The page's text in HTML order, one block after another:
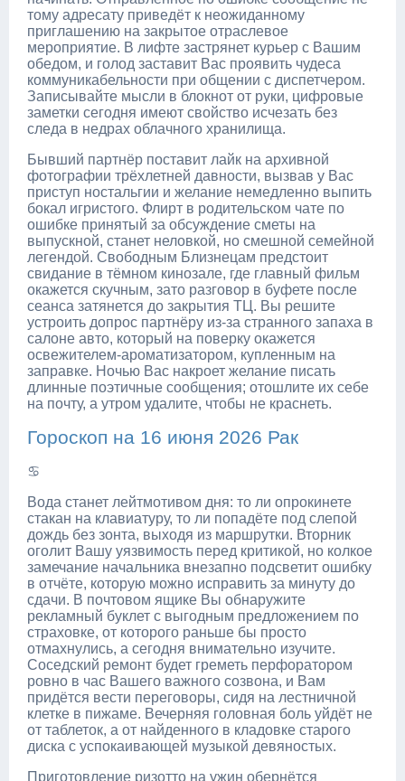
тому адресату приведёт к неожиданному
приглашению на закрытое отраслевое
мероприятие. В лифте застрянет курьер с Вашим
обедом, и голод заставит Вас проявить чудеса
коммуникабельности при общении с диспетчером.
Записывайте мысли в блокнот от руки, цифровые
заметки сегодня имеют свойство исчезать без
следа в недрах облачного хранилища.
Бывший партнёр поставит лайк на архивной
фотографии трёхлетней давности, вызвав у Вас
приступ ностальгии и желание немедленно выпить
бокал игристого. Флирт в родительском чате по
ошибке принятый за обсуждение сметы на
выпускной, станет неловкой, но смешной семейной
легендой. Свободным Близнецам предстоит
свидание в тёмном кинозале, где главный фильм
окажется скучным, зато разговор в буфете после
сеанса затянется до закрытия ТЦ. Вы решите
устроить допрос партнёру из-за странного запаха в
салоне авто, который на поверку окажется
освежителем-ароматизатором, купленным на
заправке. Ночью Вас накроет желание писать
длинные поэтичные сообщения; отошлите их себе
на почту, а утром удалите, чтобы не краснеть.
Гороскоп на 16 июня 2026 Рак
♋
Вода станет лейтмотивом дня: то ли опрокинете
стакан на клавиатуру, то ли попадёте под слепой
дождь без зонта, выходя из маршрутки. Вторник
оголит Вашу уязвимость перед критикой, но колкое
замечание начальника внезапно подсветит ошибку
в отчёте, которую можно исправить за минуту до
сдачи. В почтовом ящике Вы обнаружите
рекламный буклет с выгодным предложением по
страховке, от которого раньше бы просто
отмахнулись, а сегодня внимательно изучите.
Соседский ремонт будет греметь перфоратором
ровно в час Вашего важного созвона, и Вам
придётся вести переговоры, сидя на лестничной
клетке в пижаме. Вечерняя головная боль уйдёт не
от таблеток, а от найденного в кладовке старого
диска с успокаивающей музыкой девяностых.
Приготовление ризотто на ужин обернётся